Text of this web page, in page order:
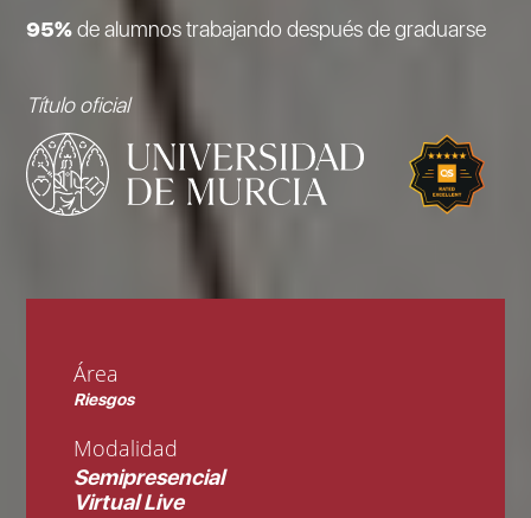
95%de alumnos trabajando después de graduarse
Título oficial
Área
Riesgos
Modalidad
Semipresencial
Virtual Live